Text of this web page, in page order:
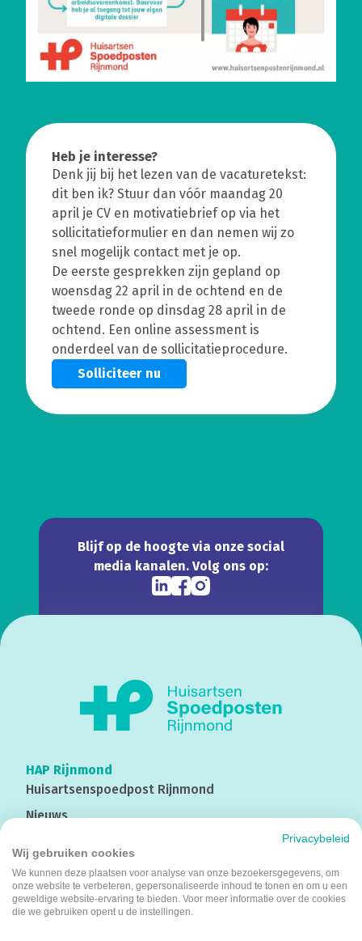
Heb je interesse?
Denk jij bij het lezen van de vacaturetekst:
dit ben ik? Stuur dan vóór maandag 20
april je CV en motivatiebrief op via het
sollicitatieformulier en dan nemen wij zo
snel mogelijk contact met je op.
De eerste gesprekken zijn gepland op
woensdag 22 april in de ochtend en de
tweede ronde op dinsdag 28 april in de
ochtend. Een online assessment is
onderdeel van de sollicitatieprocedure.
Solliciteer nu
Blijf op de hoogte via onze social
media kanalen. Volg ons op:
HAP Rijnmond
Huisartsenspoedpost Rijnmond
Nieuws
Werken bij
Kom bij ons werken
Privacybeleid
Wij gebruiken cookies
We kunnen deze plaatsen voor analyse van onze bezoekersgegevens, om
onze website te verbeteren, gepersonaliseerde inhoud te tonen en om u een
geweldige website-ervaring te bieden. Voor meer informatie over de cookies
die we gebruiken opent u de instellingen.